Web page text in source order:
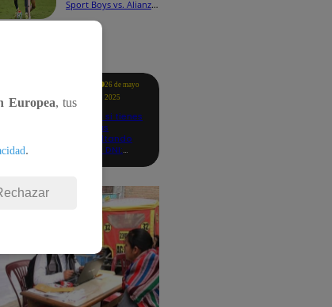
Sport Boys vs. Alianza
26 de mayo
2025
Revisa si tienes
deudas
consultando
con tu DNI:
detalles
Europea, tus
.